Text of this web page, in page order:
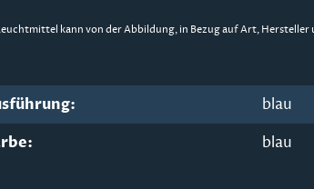
kann von der Abbildung, in Bezug auf Art, Hersteller
blau
blau